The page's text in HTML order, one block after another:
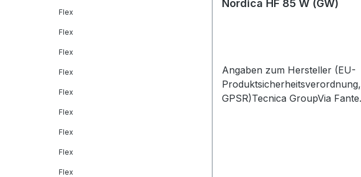
Flex
Flex
Flex
Flex
Flex
Flex
Flex
Flex
Flex
Nordica HF 85 W (GW)
Angaben zum Hersteller (EU-
Produktsicherheitsverordnung,
GPSR)Tecnica GroupVia Fante